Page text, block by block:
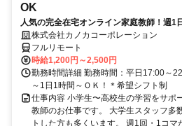
OK
人気の完全在宅オンライン家庭教師！週1
株式会社カノカコーポレーション
フルリモート
時給1,200円～2,500円
勤務時間詳細 勤務時間：平日17:00～
～1日1時間～ＯＫ！＊希望シフト制
仕事内容 小学生〜高校生の学習をサポ
教師のお仕事です。 大学生スタッフ多
トした方も多くいます。 週1回・1コ